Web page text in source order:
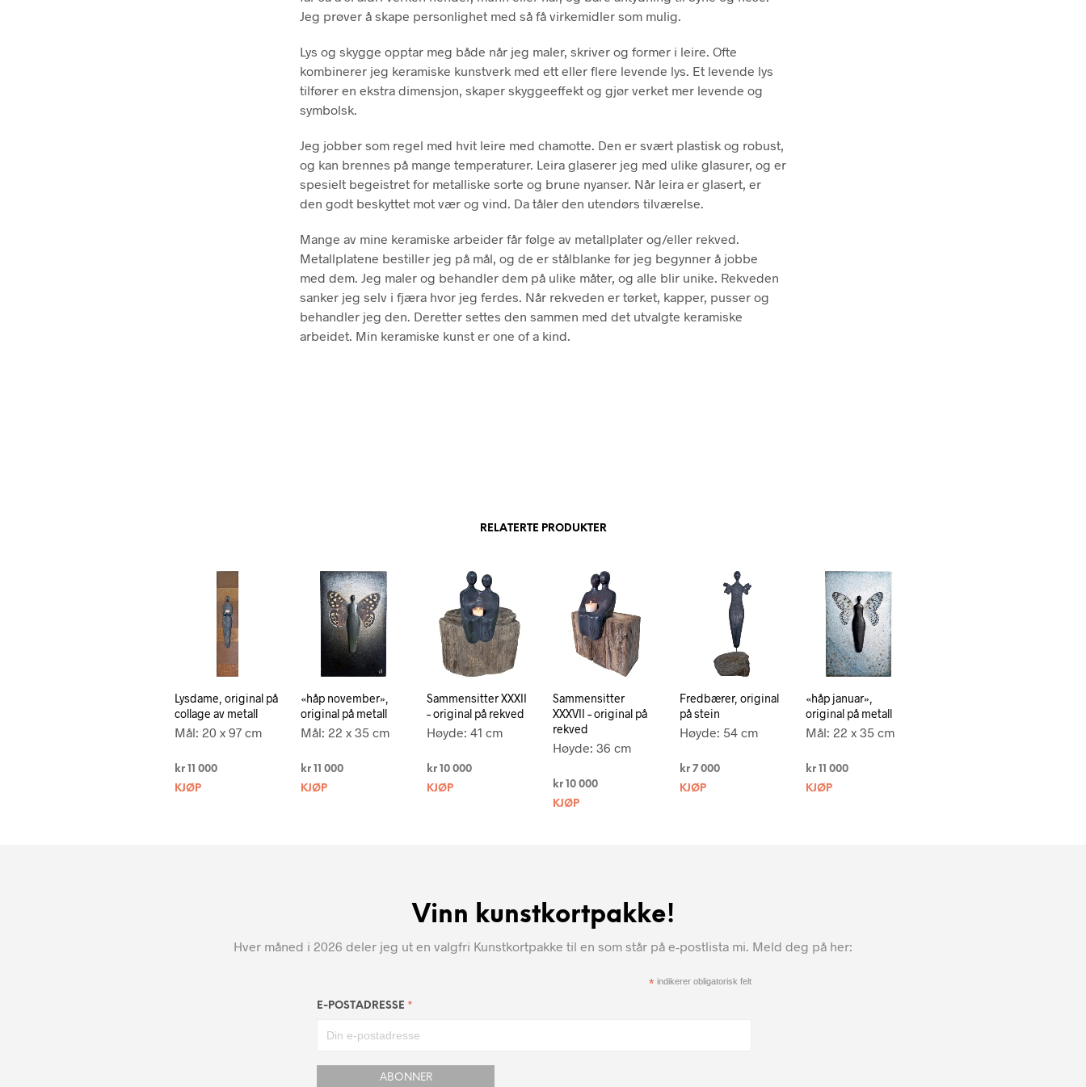
Jeg prøver å skape personlighet med så få virkemidler som mulig.
Lys og skygge opptar meg både når jeg maler, skriver og former i leire. Ofte
kombinerer jeg keramiske kunstverk med ett eller flere levende lys. Et levende lys
tilfører en ekstra dimensjon, skaper skyggeeffekt og gjør verket mer levende og
symbolsk.
Jeg jobber som regel med hvit leire med chamotte. Den er svært plastisk og robust,
og kan brennes på mange temperaturer. Leira glaserer jeg med ulike glasurer, og er
spesielt begeistret for metalliske sorte og brune nyanser. Når leira er glasert, er
den godt beskyttet mot vær og vind. Da tåler den utendørs tilværelse.
Mange av mine keramiske arbeider får følge av metallplater og/eller rekved.
Metallplatene bestiller jeg på mål, og de er stålblanke før jeg begynner å jobbe
med dem. Jeg maler og behandler dem på ulike måter, og alle blir unike. Rekveden
sanker jeg selv i fjæra hvor jeg ferdes. Når rekveden er tørket, kapper, pusser og
behandler jeg den. Deretter settes den sammen med det utvalgte keramiske
arbeidet. Min keramiske kunst er one of a kind.
RELATERTE PRODUKTER
Lysdame, original på
collage av metall
Mål: 20 x 97 cm
kr11 000
KJØP
«håp november»,
original på metall
Mål: 22 x 35 cm
kr11 000
KJØP
Sammensitter XXXII
– original på rekved
Høyde: 41 cm
kr 10 000
KJØP
Sammensitter
XXXVII – original på
rekved
Høyde: 36 cm
kr 10 000
KJØP
Fredbærer, original
på stein
Høyde: 54 cm
kr7 000
KJØP
«håp januar»,
original på metall
Mål: 22 x 35 cm
kr 11 000
KJØP
Vinn kunstkortpakke!
Hver måned i 2026 deler jeg ut en valgfri Kunstkortpakke til en som står på e-postlista mi. Meld deg på her:
*indikerer obligatorisk felt
E-POSTADRESSE *